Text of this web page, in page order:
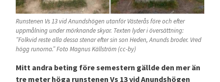
Runstenen Vs 13 vid Anundshögen utanför Västerås före och efter
uppmålning under mörknande skyar. Texten lyder i översättning:
”Folkvid reste alla dessa stenar efter sin son Heden, Anunds broder. Vred
högg runorna.” Foto Magnus Källström (cc-by)
Mitt andra beting före semestern gällde den mer än
tre meter höga runstenen Vs 13 vid Anundshögen